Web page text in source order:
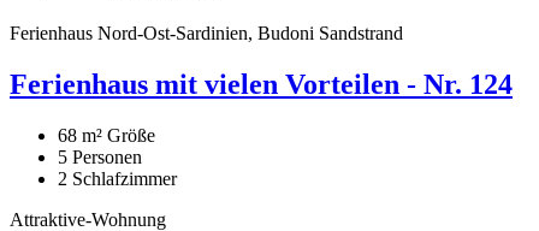
Ferienhaus Nord-Ost-Sardinien, Budoni Sandstrand
Ferienhaus mit vielen Vorteilen - Nr. 124
68 m² Größe
5 Personen
2 Schlafzimmer
Attraktive-Wohnung